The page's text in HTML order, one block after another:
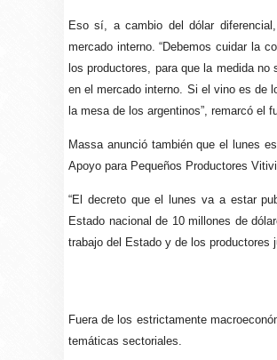
Eso sí, a cambio del dólar
mercado interno. “Debemos cuidar la
los productores, para que la medida
en el mercado interno. Si el vino es de
la mesa de los argentinos”, remarcó el
Massa anunció también que el lunes
Apoyo para Pequeños Productores
“El decreto que el lunes va a estar
Estado nacional de 10 millones de
trabajo del Estado y de los productores
Fuera de los estrictamente
temáticas sectoriales.